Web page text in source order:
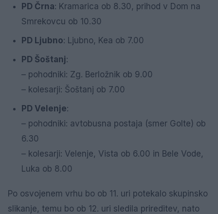
PD Črna: Kramarica ob 8.30, prihod v Dom na
Smrekovcu ob 10.30
PD Ljubno: Ljubno, Kea ob 7.00
PD Šoštanj:
– pohodniki: Zg. Berložnik ob 9.00
– kolesarji: Šoštanj ob 7.00
PD Velenje:
– pohodniki: avtobusna postaja (smer Golte) ob
6.30
– kolesarji: Velenje, Vista ob 6.00 in Bele Vode,
Luka ob 8.00
Po osvojenem vrhu bo ob 11. uri potekalo skupinsko
slikanje, temu bo ob 12. uri sledila prireditev, nato